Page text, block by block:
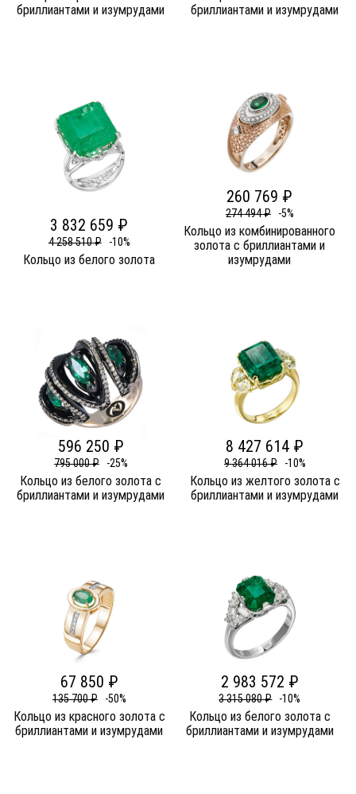
бриллиантами и изумрудами
бриллиантами и изумрудами
3 832 659 ₽
4 258 510 ₽ -10%
Кольцо из белого золота
260 769 ₽
274 494 ₽ -5%
Кольцо из комбинированного
золота c бриллиантами и
изумрудами
596 250 ₽
795 000 ₽ -25%
Кольцо из белого золота c
бриллиантами и изумрудами
8 427 614 ₽
9 364 016 ₽ -10%
Кольцо из желтого золота c
бриллиантами и изумрудами
67 850 ₽
135 700 ₽ -50%
Кольцо из красного золота c
бриллиантами и изумрудами
2 983 572 ₽
3 315 080 ₽ -10%
Кольцо из белого золота c
бриллиантами и изумрудами